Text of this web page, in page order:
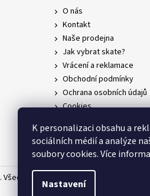
K personalizaci obsahu a
sociálních médií a analýze
soubory cookies. Více
Nastavení
O nás
Kontakt
Naše prodejna
Jak vybrat skate?
Vrácení a reklamace
Obchodní podmínky
Ochrana osobních údajů
Cookies
. Všechna práva vyhrazena.